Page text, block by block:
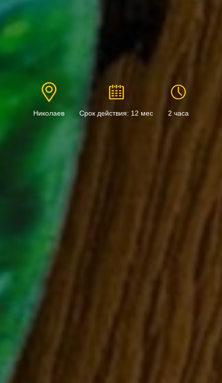
Николаев Срок действия: 12 мес 2 часа